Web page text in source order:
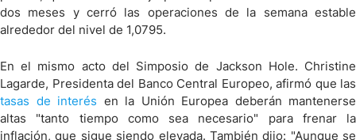
dos meses y cerró las operaciones de la semana estable
alrededor del nivel de 1,0795.
En el mismo acto del Simposio de Jackson Hole. Christine
Lagarde, Presidenta del Banco Central Europeo, afirmó que las
tasas de interés en la Unión Europea deberán mantenerse
altas "tanto tiempo como sea necesario" para frenar la
inflación, que sigue siendo elevada. También dijo: "Aunque se